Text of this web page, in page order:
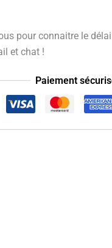
pour connaitre le délai
et chat !
Paiement